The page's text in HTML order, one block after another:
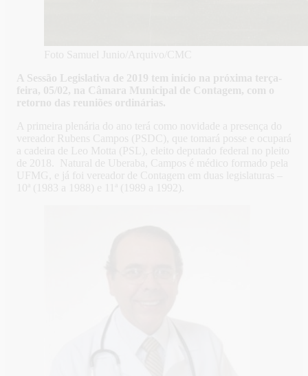
Foto Samuel Junio/Arquivo/CMC
A Sessão Legislativa de 2019 tem início na próxima terça-
feira, 05/02, na Câmara Municipal de Contagem, com o
retorno das reuniões ordinárias.
A primeira plenária do ano terá como novidade a presença do
vereador Rubens Campos (PSDC), que tomará posse e ocupará
a cadeira de Leo Motta (PSL), eleito deputado federal no pleito
de 2018. Natural de Uberaba, Campos é médico formado pela
UFMG, e já foi vereador de Contagem em duas legislaturas –
10ª (1983 a 1988) e 11ª (1989 a 1992).